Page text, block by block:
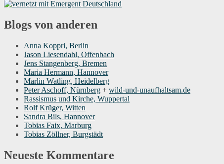
Blogs von anderen
Anna Koppri, Berlin
Jason Liesendahl, Offenbach
Jens Stangenberg, Bremen
Maria Hermann, Hannover
Marlin Watling, Heidelberg
Peter Aschoff, Nürnberg + wild-und-unaufhaltsam.de
Rassismus und Kirche, Wuppertal
Rolf Krüger, Witten
Sandra Bils, Hannover
Tobias Faix, Marburg
Tobias Zöllner, Burgstädt
Neueste Kommentare